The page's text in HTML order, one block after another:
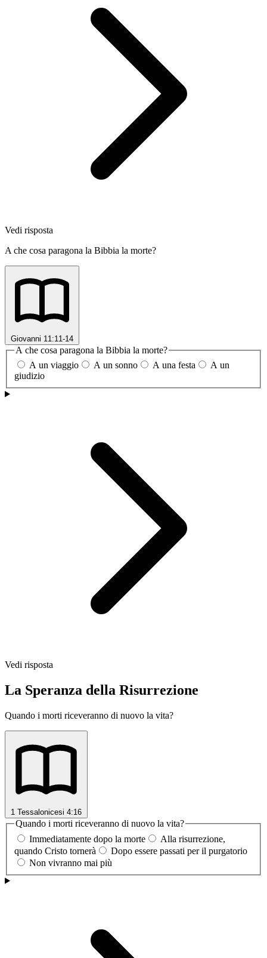
Vedi risposta
A che cosa paragona la Bibbia la morte?
Giovanni 11:11-14
A che cosa paragona la Bibbia la morte?
A un viaggio
A un sonno A una festa
A un
giudizio
Vedi risposta
La Speranza della Risurrezione
Quando i morti riceveranno di nuovo la vita?
1 Tessalonicesi 4:16
Quando i morti riceveranno di nuovo la vita?
Immediatamente dopo la morte
Alla risurrezione,
quando Cristo tornerà
Dopo essere passati per il purgatorio
Non vivranno mai più